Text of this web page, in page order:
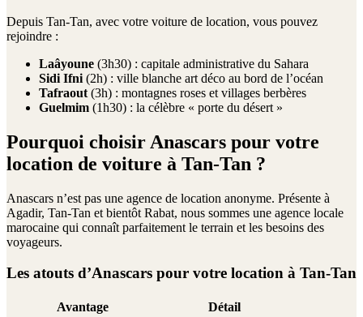
Depuis Tan-Tan, avec votre voiture de location, vous pouvez
rejoindre :
Laâyoune (3h30) : capitale administrative du Sahara
Sidi Ifni (2h) : ville blanche art déco au bord de l’océan
Tafraout (3h) : montagnes roses et villages berbères
Guelmim (1h30) : la célèbre « porte du désert »
Pourquoi choisir Anascars pour votre
location de voiture à Tan-Tan ?
Anascars n’est pas une agence de location anonyme. Présente à
Agadir, Tan-Tan et bientôt Rabat, nous sommes une agence locale
marocaine qui connaît parfaitement le terrain et les besoins des
voyageurs.
Les atouts d’Anascars pour votre location à Tan-Tan
Avantage
Détail